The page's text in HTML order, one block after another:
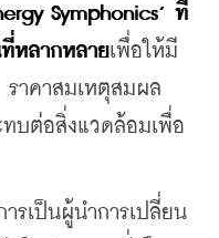
Symphonics’ ที่
หลากหลายเพื่อให้มี
ราคาสมเหตุสมผล
บต่อสิ่งแวดล้อมเพื่อ
เป็นผู้นำการเปลี่ยน